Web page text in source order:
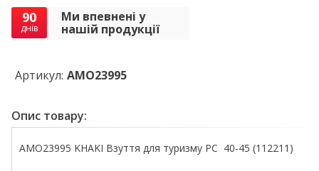
90
днів
Ми впевнені у
нашій продукції
Артикул: AMO23995
Опис товару:
AMO23995 KHAKI Взуття для туризму РС 40-45 (112211)